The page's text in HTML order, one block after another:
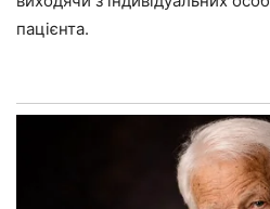
пацієнта.